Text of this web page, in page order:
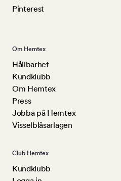
Pinterest
Om Hemtex
Hållbarhet
Kundklubb
Om Hemtex
Press
Jobba på Hemtex
Visselblåsarlagen
Club Hemtex
Kundklubb